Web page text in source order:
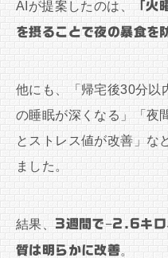
AIが提案したのは、 「火
を摂ることで夜の暴食を
他にも、「帰宅後30分以
の睡眠が深くなる」「夜
とストレス値が改善」な
ました。
結果、3週間で−2.6キロ
質は明らかに改善。